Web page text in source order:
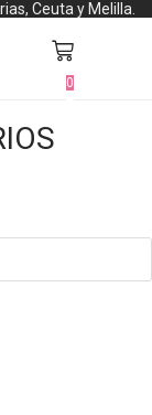
Ceuta y Melilla.
0